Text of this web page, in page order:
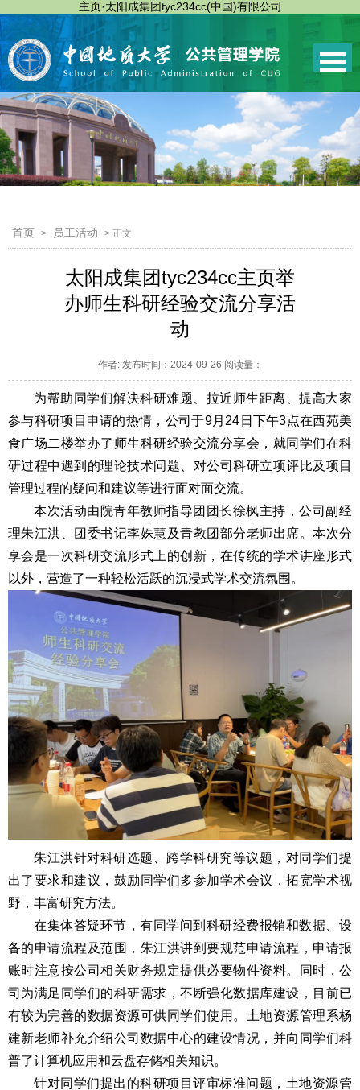
主页·太阳成集团tyc234cc(中国)有限公司
首页 > 员工活动 > 正文
太阳成集团tyc234cc主页举
办师生科研经验交流分享活
动
作者: 发布时间：2024-09-26 阅读量：
为帮助同学们解决科研难题、拉近师生距离、提高大家
参与科研项目申请的热情，公司于9月24日下午3点在西苑美
食广场二楼举办了师生科研经验交流分享会，就同学们在科
研过程中遇到的理论技术问题、对公司科研立项评比及项目
管理过程的疑问和建议等进行面对面交流。
本次活动由院青年教师指导团团长徐枫主持，公司副经
理朱江洪、团委书记李姝慧及青教团部分老师出席。本次分
享会是一次科研交流形式上的创新，在传统的学术讲座形式
以外，营造了一种轻松活跃的沉浸式学术交流氛围。
朱江洪针对科研选题、跨学科研究等议题，对同学们提
出了要求和建议，鼓励同学们多参加学术会议，拓宽学术视
野，丰富研究方法。
在集体答疑环节，有同学问到科研经费报销和数据、设
备的申请流程及范围，朱江洪讲到要规范申请流程，申请报
账时注意按公司相关财务规定提供必要物件资料。同时，公
司为满足同学们的科研需求，不断强化数据库建设，目前已
有较为完善的数据资源可供同学们使用。土地资源管理系杨
建新老师补充介绍公司数据中心的建设情况，并向同学们科
普了计算机应用和云盘存储相关知识。
针对同学们提出的科研项目评审标准问题，土地资源管